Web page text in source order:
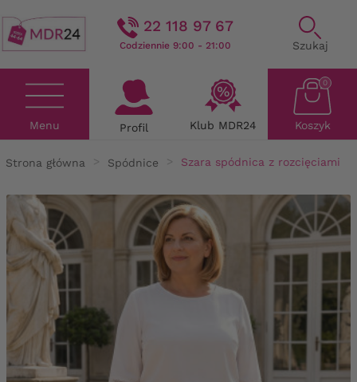
22 118 97 67
Codziennie 9:00 - 21:00 Szukaj
Menu Profil Klub MDR24 Koszyk
0
Strona główna Spódnice Szara spódnica z rozcięciami